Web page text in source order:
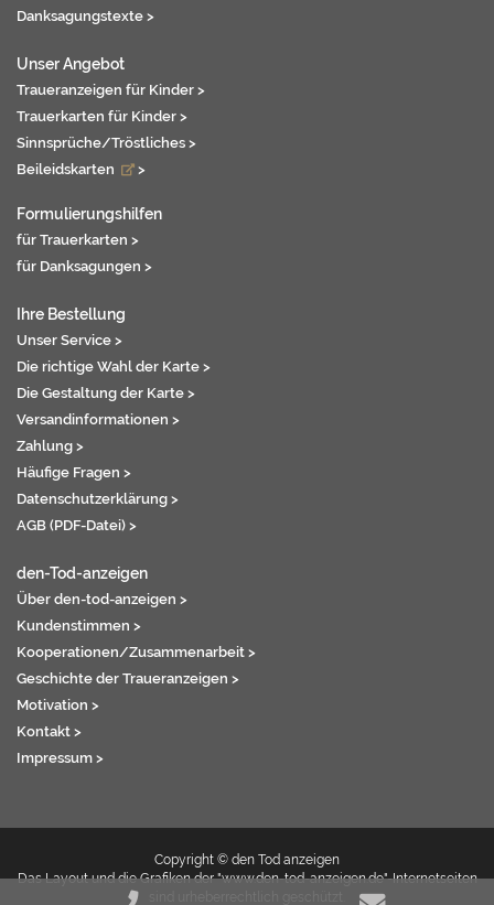
Danksagungstexte >
Unser Angebot
Traueranzeigen für Kinder >
Trauerkarten für Kinder >
Sinnsprüche/Tröstliches >
Beileidskarten
>
Formulierungshilfen
für Trauerkarten >
für Danksagungen >
Ihre Bestellung
Unser Service >
Die richtige Wahl der Karte >
Die Gestaltung der Karte >
Versandinformationen >
Zahlung >
Häufige Fragen >
Datenschutzerklärung >
AGB (PDF-Datei) >
den-Tod-anzeigen
Über den-tod-anzeigen >
Kundenstimmen >
Kooperationen/Zusammenarbeit >
Geschichte der Traueranzeigen >
Motivation >
Kontakt >
Impressum >
Copyright © den Tod anzeigen
Das Layout und die Grafiken der "www.den-tod-anzeigen.de"-Internetseiten